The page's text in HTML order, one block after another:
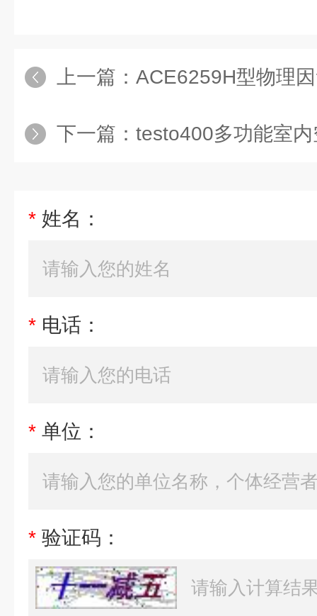
上一篇： ACE6259H型物理
下一篇： testo400多功能室内空
* 姓名：
* 电话：
* 单位：
* 验证码：